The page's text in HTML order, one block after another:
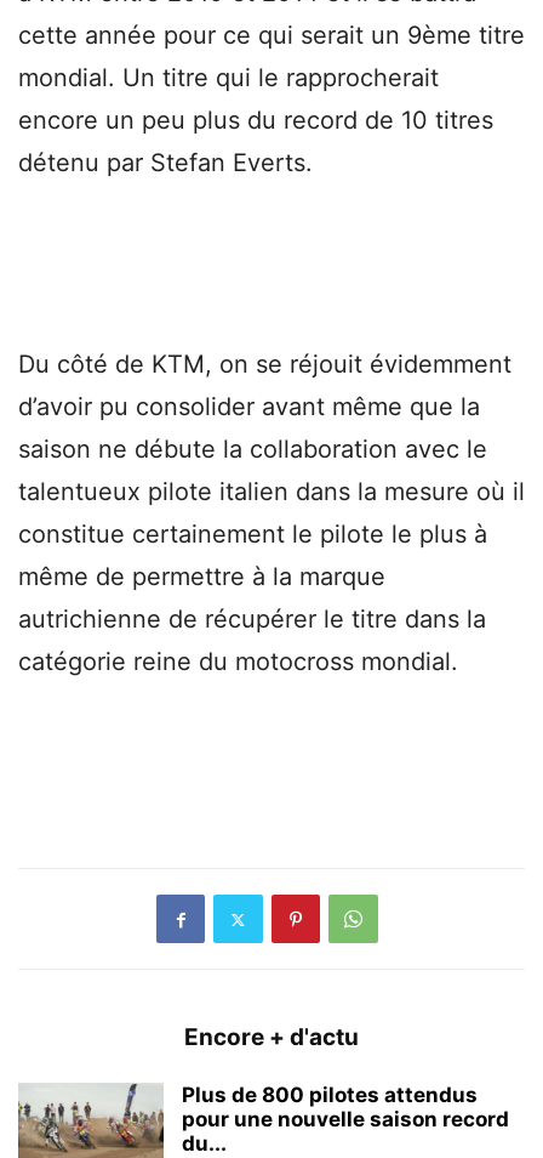
cette année pour ce qui serait un 9ème titre
mondial. Un titre qui le rapprocherait
encore un peu plus du record de 10 titres
détenu par Stefan Everts.
Du côté de KTM, on se réjouit évidemment
d’avoir pu consolider avant même que la
saison ne débute la collaboration avec le
talentueux pilote italien dans la mesure où il
constitue certainement le pilote le plus à
même de permettre à la marque
autrichienne de récupérer le titre dans la
catégorie reine du motocross mondial.
Encore + d'actu
Plus de 800 pilotes attendus
pour une nouvelle saison record
du...